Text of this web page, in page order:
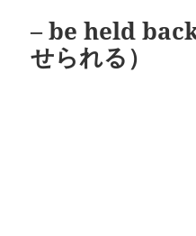
– be held
せられる）